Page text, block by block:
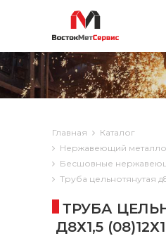
Главная
Каталог
Нержавеющий
Бесшовные
Труба цельнотянутая
ТРУБА
Д8Х1,5